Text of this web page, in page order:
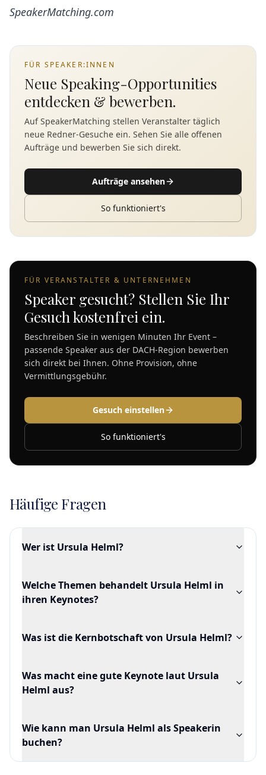
SpeakerMatching.com
FÜR SPEAKER:INNEN
Neue Speaking-Opportunities
entdecken & bewerben.
Auf SpeakerMatching stellen Veranstalter täglich
neue Redner-Gesuche ein. Sehen Sie alle offenen
Aufträge und bewerben Sie sich direkt.
Aufträge ansehen
So funktioniert's
FÜR VERANSTALTER & UNTERNEHMEN
Speaker gesucht? Stellen Sie Ihr
Gesuch kostenfrei ein.
Beschreiben Sie in wenigen Minuten Ihr Event –
passende Speaker aus der DACH-Region bewerben
sich direkt bei Ihnen. Ohne Provision, ohne
Vermittlungsgebühr.
Gesuch einstellen
So funktioniert's
Häufige Fragen
Wer ist Ursula Helml?
Welche Themen behandelt Ursula Helml in
ihren Keynotes?
Was ist die Kernbotschaft von Ursula Helml?
Was macht eine gute Keynote laut Ursula
Helml aus?
Wie kann man Ursula Helml als Speakerin
buchen?